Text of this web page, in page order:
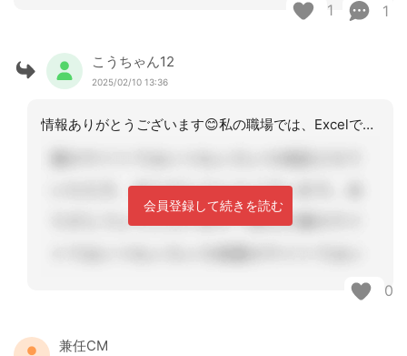
1 1
こうちゃん12
2025/02/10 13:36
情報ありがとうございます😊私の職場では、Excelで作成していて、書類の管理が大
会員登録して続きを読む
0
兼任CM